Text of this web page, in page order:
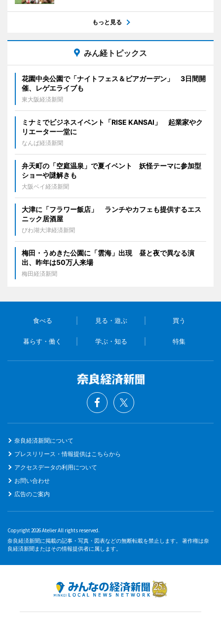
もっと見る
みん経トピックス
花園中央公園で「ナイトフェス＆ビアガーデン」 3日間開
催、レゲエライブも
東大阪経済新聞
ミナミでビジネスイベント「RISE KANSAI」 起業家やク
リエーター一堂に
なんば経済新聞
弁天町の「空庭温泉」で夏イベント 妖怪テーマに参加型
ショーや謎解きも
大阪ベイ経済新聞
大津に「フラワー飯店」 ランチやカフェも提供するエス
ニック居酒屋
びわ湖大津経済新聞
梅田・うめきた公園に「雲海」出現 昼と夜で異なる演
出、昨年は50万人来場
梅田経済新聞
食べる 見る・遊ぶ 買う
暮らす・働く 学ぶ・知る 特集
奈良経済新聞について
プレスリリース・情報提供はこちらから
アクセスデータの利用について
お問い合わせ
広告のご案内
Copyright 2026 Atelier All rights reserved.
奈良経済新聞に掲載の記事・写真・図表などの無断転載を禁止します。 著作権は奈
良経済新聞またはその情報提供者に属します。